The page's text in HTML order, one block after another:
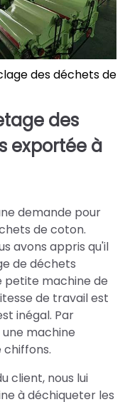
des déchets de
des
exportée à
demande pour
de coton.
avons appris qu'il
de déchets
petite machine de
de travail est
inégal. Par
machine
client, nous lui
à déchiqueter les